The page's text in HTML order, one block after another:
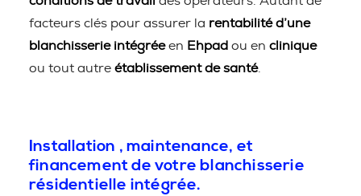
facteurs clés pour assurer la rentabilité d’une
blanchisserie intégréeen Ehpad ou en clinique
ou tout autre établissement de santé.
Installation , maintenance, et
financement de votre blanchisserie
résidentielle intégrée.